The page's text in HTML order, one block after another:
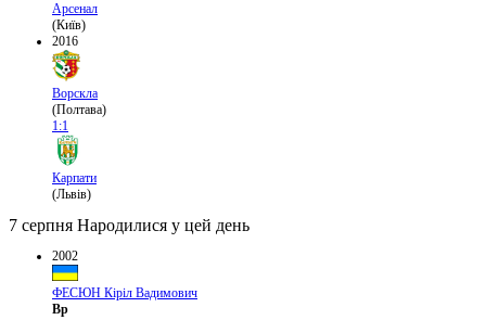
Арсенал
(Київ)
2016
Ворскла
(Полтава)
1:1
Карпати
(Львів)
7 серпня Народилися у цей день
2002
ФЕСЮН Кіріл Вадимович
Вр